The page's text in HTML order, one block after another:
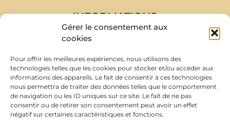
Gérer le consentement aux
cookies
Pour offrir les meilleures expériences, nous utilisons des
technologies telles que les cookies pour stocker et/ou accéder aux
informations des appareils. Le fait de consentir à ces technologies
nous permettra de traiter des données telles que le comportement
de navigation ou les ID uniques sur ce site. Le fait de ne pas
consentir ou de retirer son consentement peut avoir un effet
négatif sur certaines caractéristiques et fonctions.
INFORMATIONS
Mon compte
Livraison et retour
Prise de rendez-vous
Conditions de rachat
À PROPOS